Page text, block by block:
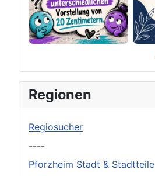
Original herunterladen
Regionen
Regiosucher
----
Pforzheim Stadt & Stadtteile